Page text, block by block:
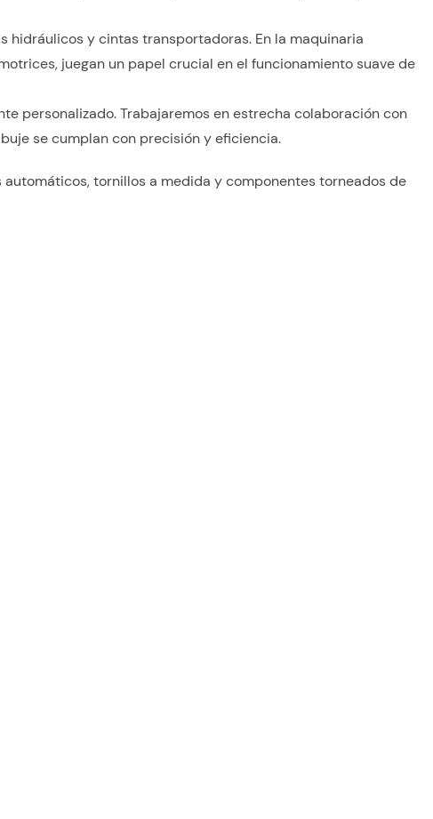
hidráulicos y cintas transportadoras. En la maquinaria
juegan un papel crucial en el funcionamiento suave de
personalizado. Trabajaremos en estrecha colaboración con
se cumplan con precisión y eficiencia.
tornillos a medida y componentes torneados de